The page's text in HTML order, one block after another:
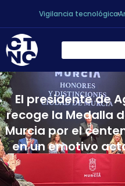
Vigilancia tecnológica
El presidente de
recoge la Medalla
Murcia por el
en un emotivo